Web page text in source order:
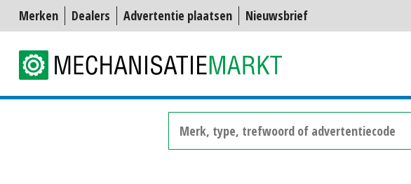
Merken Dealers Advertentie plaatsen Nieuwsbrief